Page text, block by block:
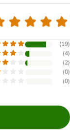
(19)
(4)
(2)
(0)
(0)